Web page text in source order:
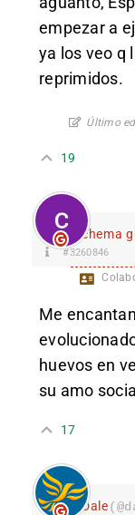
empezar a
ya los veo q
reprimidos.
Último
19
chema
#3260846
Me
huevos en
su amo
17
Dale